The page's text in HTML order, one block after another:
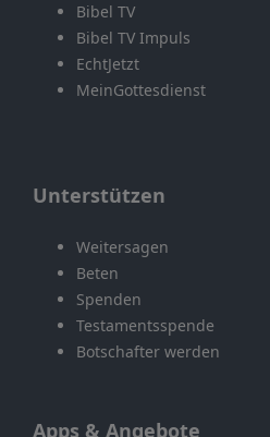
Bibel TV
Bibel TV Impuls
EchtJetzt
MeinGottesdienst
Unterstützen
Weitersagen
Beten
Spenden
Testamentsspende
Botschafter werden
Apps & Angebote